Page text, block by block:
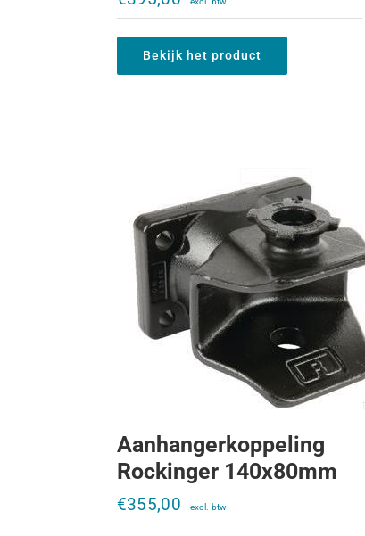
Bekijk het product
140x80mm
€355,00
Aanhangerkoppeling
Rockinger 140x80mm
€355,00
Verstelbare trekbek Ladder 644-856
zonder trekbek